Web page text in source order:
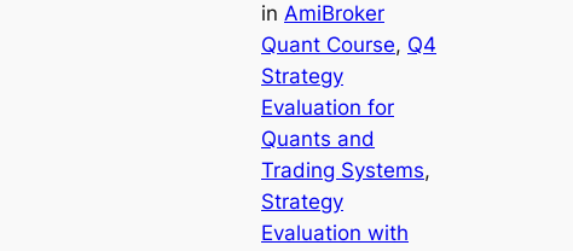
in AmiBroker
Quant Course, Q4
Strategy
Evaluation for
Quants and
Trading Systems
Strategy
Evaluation with